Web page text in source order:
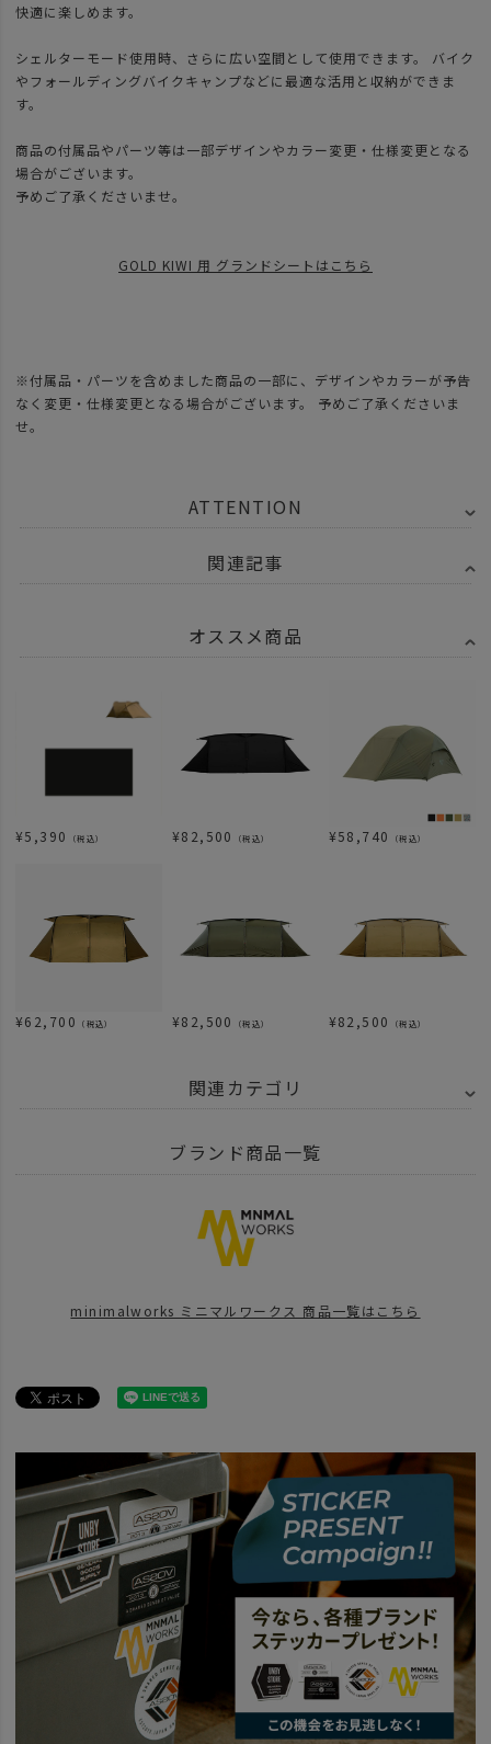
快適に楽しめます。
シェルターモード使用時、さらに広い空間として使用できます。 バイク
やフォールディングバイクキャンプなどに最適な活用と収納ができま
す。
商品の付属品やパーツ等は一部デザインやカラー変更・仕様変更となる
場合がございます。
予めご了承くださいませ。
GOLD KIWI 用 グランドシートはこちら
※付属品・パーツを含めました商品の一部に、デザインやカラーが予告
なく変更・仕様変更となる場合がございます。 予めご了承くださいま
せ。
ATTENTION
関連記事
オススメ商品
¥5,390 （税込） ¥82,500 （税込） ¥58,740 （税込）
¥62,700 （税込） ¥82,500 （税込） ¥82,500 （税込）
関連カテゴリ
アウトドア・キャンプ用品 テント・タープ
MINIMAL WORKS - ミニマルワークス
GOLD KIWI予約
news 心斎橋パルコにてPOPUP開催
news ミニマルワークス初のオーナーイベントレポート！
SALE 2026 SUMMER SALE OUTDOOR
ITEM アウトドア・キャンプ用品 MINIMAL
ブランド商品一覧
minimalworks ミニマルワークス 商品一覧はこちら